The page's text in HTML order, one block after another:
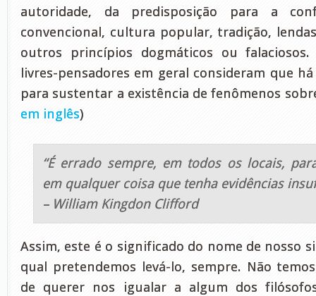
autoridade, da predisposição para a
convencional, cultura popular, tradição,
outros princípios dogmáticos ou
livres-pensadores em geral consideram que
para sustentar a existência de fenômenos
em inglês)
“É errado sempre, em todos os locais,
em qualquer coisa que tenha evidências
– William Kingdon Clifford
Assim, este é o significado do nome de nosso
qual pretendemos levá-lo, sempre. Não
de querer nos igualar a algum dos